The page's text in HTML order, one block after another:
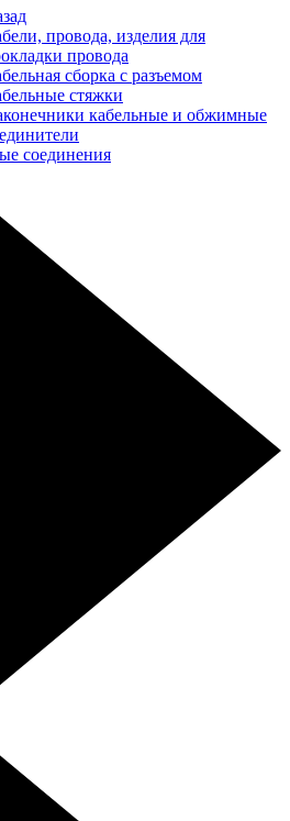
провода, изделия для
провода
сборка с разъемом
стяжки
кабельные и обжимные
соединения